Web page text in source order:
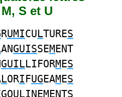
S et U
RUMICULTURES
ANGUISSEMENT
GUILLIFORMES
LORIFUGEAMES
GOULINEMENTS